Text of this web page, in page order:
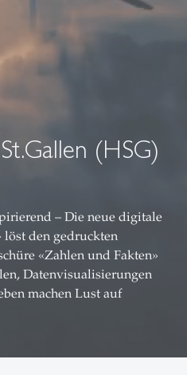
(HSG)
– Die neue digitale
löst den gedruckten
«Zahlen und Fakten»
Datenvisualisierungen
machen Lust auf